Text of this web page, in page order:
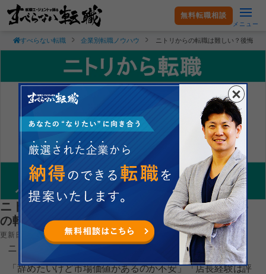
無料転職相談
メニュー
すべらない転職 企業別転職ノウハウ ニトリからの転職は難しい？後悔し
ニトリからの転職は難しい？後悔しないため
の転職理由と成功のコツを解説！
更新日：2026.08.09
ニトリからの転職は難しいのでしょうか？
「辞めたいけど市場価値があるのか不安」「店長経験は評